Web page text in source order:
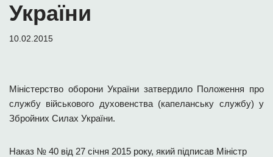
України
10.02.2015
Міністерство оборони України затвердило Положення про
службу військового духовенства (капеланську службу) у
Збройних Силах України.
Наказ № 40 від 27 січня 2015 року, який підписав Міністр